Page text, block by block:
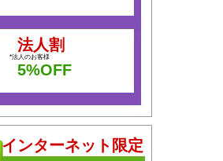
法人割
*法人のお客様
5%OFF
インターネット限定